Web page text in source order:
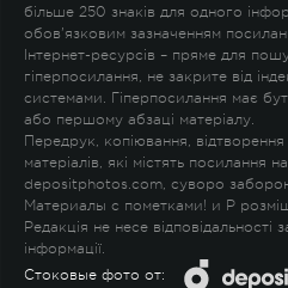
більше 250 знаків для одного
обов'язковим зазначенням
Інтернет-ресурсів – пряме для
гіперпосилання, не закрите від
системами. Гіперпосилання має
або першому абзаці матеріалу.
Передрук, копіювання,
матеріалів, які містять посилання
depositphotos.com, суворо
Материалы с пометками! и P
Редакція не несе відповідальності
інформації.
Стоковые фото от: